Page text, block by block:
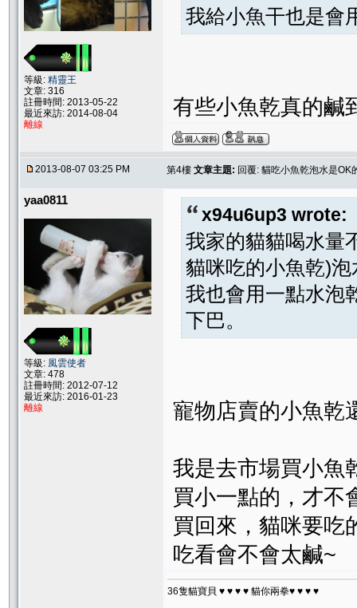
等級: 精靈王
文章: 316
註冊時間: 2013-05-22
最近來訪: 2014-08-04
離線
我給小魚干也是會
有些小魚乾真的鹹
2013-08-07 03:25 PM 第4樓 文章主題: 回覆: 貓吃小魚乾泡水是OK
yaa0811
等級: 風雲使者
文章: 478
註冊時間: 2012-07-12
最近來訪: 2016-01-23
離線
x94u6up3 wrote:
我家的貓貓喝水量
貓咪吃的小魚乾)
我也會用一點水泡
下巴。
寵物店賣的小魚乾
我是去市場買小魚
買小一點的，才不
買回來，貓咪要吃
吃看會不會太鹹~
36隻貓寶貝 ♥ ♥ ♥ ♥ 貓你兩拳♥ ♥ ♥ ♥